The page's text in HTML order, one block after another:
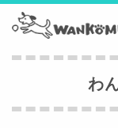
わ